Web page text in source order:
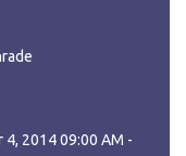
2014 09:00 AM -